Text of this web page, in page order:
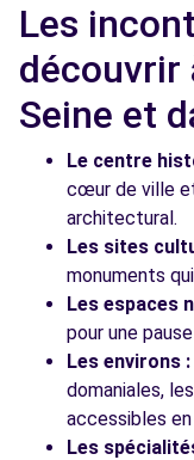
Les
découvrir
Seine et
Le centre
cœur de ville
architectural.
Les sites
monuments
Les espaces
pour une
Les environs :
domaniales,
accessibles
Les